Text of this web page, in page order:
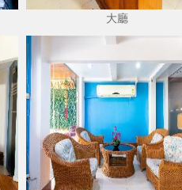
大廳